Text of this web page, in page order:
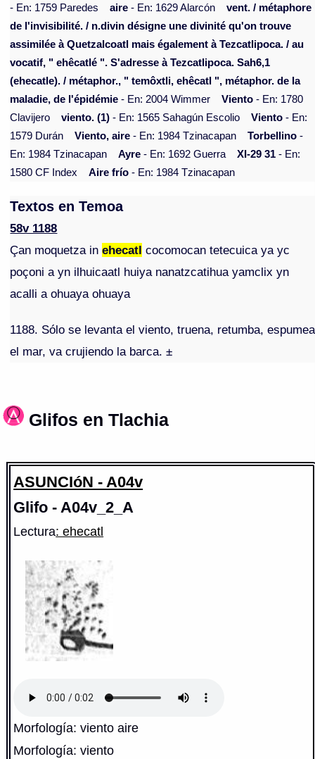
- En: 1759 Paredes
aire - En: 1629 Alarcón
vent. / métaphore
de l'invisibilité. / n.divin désigne une divinité qu'on trouve
assimilée à Quetzalcoatl mais également à Tezcatlipoca. / au
vocatif, " ehêcatlé ". S'adresse à Tezcatlipoca. Sah6,1
(ehecatle). / métaphor., " temôxtli, ehêcatl ", métaphor. de la
maladie, de l'épidémie - En: 2004 Wimmer Viento - En: 1780
Clavijero
viento. (1) - En: 1565 Sahagún Escolio Viento - En:
1579 Durán
Viento, aire - En: 1984 Tzinacapan Torbellino -
En: 1984 Tzinacapan
Ayre - En: 1692 Guerra XI-29 31 - En:
1580 CF Index
Aire frío - En: 1984 Tzinacapan
Textos en Temoa
58v 1188
Çan moquetza inehecatl cocomocan tetecuica ya yc
poçoni a yn ilhuicaatl huiya nanatzcatihua yamclix yn
acalli a ohuaya ohuaya
1188. Sólo se levanta el viento, truena, retumba, espumea
el mar, va crujiendo la barca. ±
Glifos en Tlachia
ASUNCIóN - A04v
Glifo - A04v_2_A
Lectura: ehecatl
Morfología: viento aire
Morfología: viento